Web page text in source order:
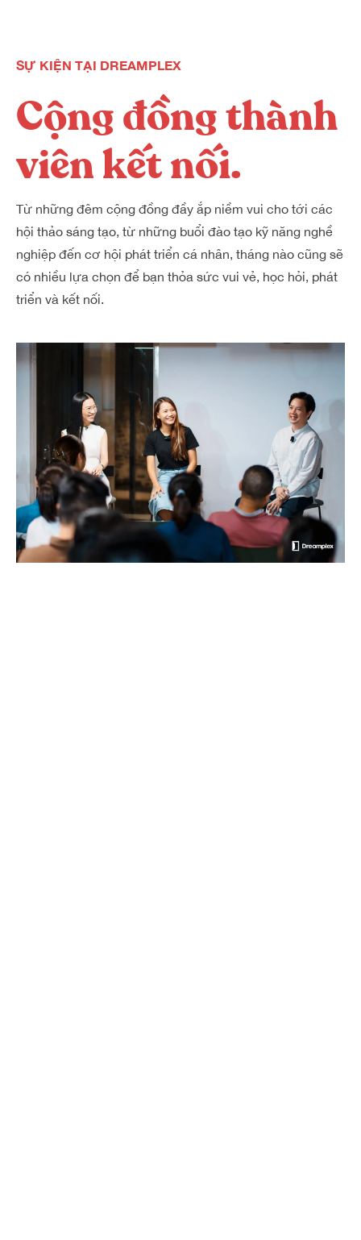
SỰ KIỆN TẠI DREAMPLEX
Cộng đồng thành
viên kết nối.
Từ những đêm cộng đồng đầy ắp niềm vui cho tới các
hội thảo sáng tạo, từ những buổi đào tạo kỹ năng nghề
nghiệp đến cơ hội phát triển cá nhân, tháng nào cũng sẽ
có nhiều lựa chọn để bạn thỏa sức vui vẻ, học hỏi, phát
triển và kết nối.